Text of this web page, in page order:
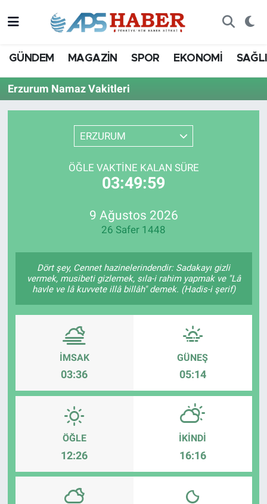
GÜNDEM MAGAZİN SPOR EKONOMİ
Erzurum Namaz Vakitleri
ERZURUM
ÖĞLE VAKTINE KALAN SÜRE
03:49:59
9 Ağustos 2026
26 Safer 1448
Dört şey, Cennet hazinelerindendir: Sadakayı gizli
vermek, musibeti gizlemek, sıla-i rahim yapmak ve "Lâ
havle ve lâ kuvvete illâ billâh" demek. (Hadis-i şerif)
İMSAK
03:36
GÜNEŞ
05:14
ÖĞLE
12:26
İKINDI
16:16